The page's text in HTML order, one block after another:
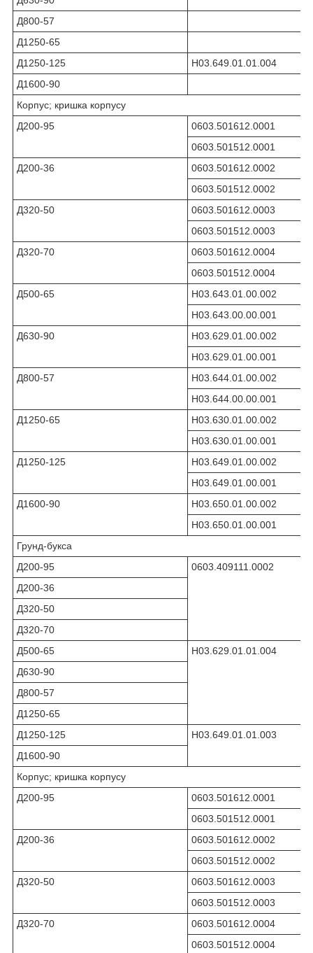
Д800-57
Д1250-65
Д1250-125
Н03.649.01.01.004
Д1600-90
Корпус; кришка корпусу
Д200-95
0603.501612.0001
0603.501512.0001
Д200-36
0603.501612.0002
0603.501512.0002
Д320-50
0603.501612.0003
0603.501512.0003
Д320-70
0603.501612.0004
0603.501512.0004
Д500-65
Н03.643.01.00.002
Н03.643.00.00.001
Д630-90
Н03.629.01.00.002
Н03.629.01.00.001
Д800-57
Н03.644.01.00.002
Н03.644.00.00.001
Д1250-65
Н03.630.01.00.002
Н03.630.01.00.001
Д1250-125
Н03.649.01.00.002
Н03.649.01.00.001
Д1600-90
Н03.650.01.00.002
Н03.650.01.00.001
Грунд-букса
Д200-95
0603.409111.0002
Д200-36
Д320-50
Д320-70
Д500-65
Н03.629.01.01.004
Д630-90
Д800-57
Д1250-65
Д1250-125
Н03.649.01.01.003
Д1600-90
Корпус; кришка корпусу
Д200-95
0603.501612.0001
0603.501512.0001
Д200-36
0603.501612.0002
0603.501512.0002
Д320-50
0603.501612.0003
0603.501512.0003
Д320-70
0603.501612.0004
0603.501512.0004